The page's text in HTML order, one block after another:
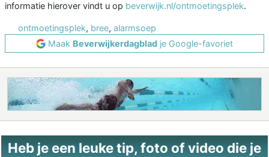
informatie hierover vindt u op beverwijk.nl/ontmoetingsplek.
ontmoetingsplek, bree, alarmsoep
Maak Beverwijkerdagblad je Google-favoriet
Heb je een leuke tip, foto of video die je